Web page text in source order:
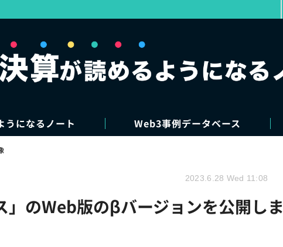
うになるノート Web3事例データベース
」のWeb版のβバージョンを公開しま
2023.6.28 Wed 11:08